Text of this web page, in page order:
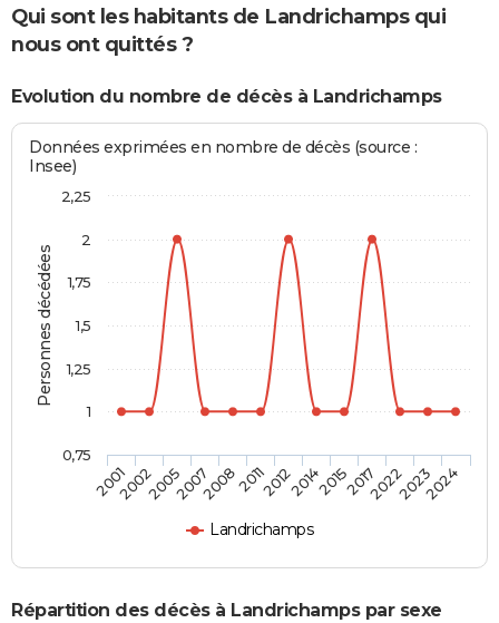
Qui sont les habitants de Landrichamps qui
nous ont quittés ?
Evolution du nombre de décès à Landrichamps
Personnes décédées
Données exprimées en nombre de décès (source :
Insee)
Landrichamps
2001200220052007200820112012201420152017202220232024
0,75
1
1,25
1,5
1,75
2
2,25
Répartition des décès à Landrichamps par sexe